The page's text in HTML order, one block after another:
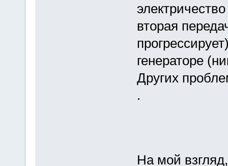
вторая
генераторе
Других
.
На мой